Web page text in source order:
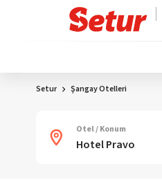
Setur Şangay Otelleri
Otel / Konum